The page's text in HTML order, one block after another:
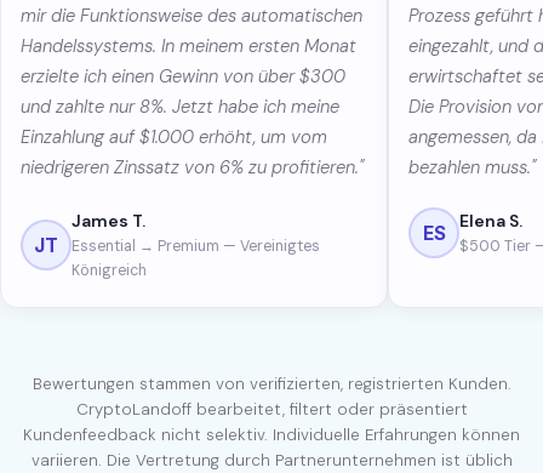
mir die Funktionsweise des automatischen
Handelssystems. In meinem ersten Monat
erzielte ich einen Gewinn von über $300
und zahlte nur 8%. Jetzt habe ich meine
Einzahlung auf $1.000 erhöht, um vom
niedrigeren Zinssatz von 6% zu profitieren."
JT
James T.
Essential → Premium — Vereinigtes
Königreich
Prozess geführt
eingezahlt, und
erwirtschaftet
Die Provision
angemessen,
bezahlen muss."
ES
Elena S.
$500 Tier
Bewertungen stammen von verifizierten, registrierten Kunden.
CryptoLandoff bearbeitet, filtert oder präsentiert
Kundenfeedback nicht selektiv. Individuelle Erfahrungen können
variieren. Die Vertretung durch Partnerunternehmen ist üblich